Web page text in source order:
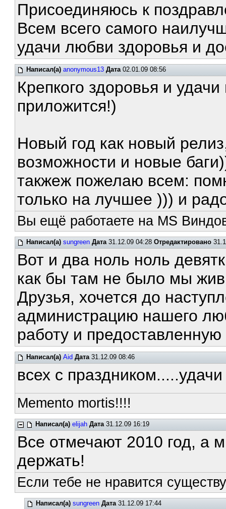
Присоединяюсь к
Всем всего самого
удачи любви здоровья и
Написал(а) anonymous13 Дата02.01.09 08:56
Крепкого здоровья и
приложится!)
Новый год как новый
возможности и новые
такжеж пожелаю всем:
только на лучшее ))) и
Вы ещё работаете на MS
Написал(а) sungreen Дата31.12.09 04:28Отредактировано
Вот и два ноль ноль
как бы там не было мы
Друзья, хочется до
администрацию нашего
работу и
Написал(а) Aid Дата31.12.09 08:46
всех с праздником.....удачи
Memento mortis!!!!
Написал(а) elijah Дата31.12.09 16:19
Все отмечают 2010 год, а
держать!
Если тебе не нравится
Написал(а) sungreen Дата31.12.09 17:44